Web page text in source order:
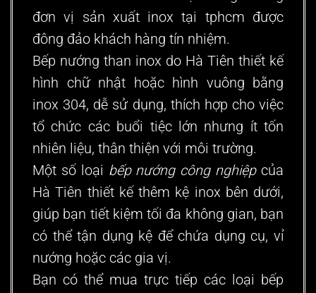
đơn vị sản xuất inox tại tphcm được
đông đảo khách hàng tín nhiệm.
Bếp nướng than inox do Hà Tiên thiết kế
hình chữ nhật hoặc hình vuông bằng
inox 304, dễ sử dụng, thích hợp cho việc
tổ chức các buổi tiệc lớn nhưng ít tốn
nhiên liệu, thân thiện với môi trường.
Một số loại bếp nướng công nghiệpcủa
Hà Tiên thiết kế thêm kệ inox bên dưới,
giúp bạn tiết kiệm tối đa không gian, bạn
có thể tận dụng kệ để chứa dụng cụ, vỉ
nướng hoặc các gia vị.
Bạn có thể mua trực tiếp các loại bếp